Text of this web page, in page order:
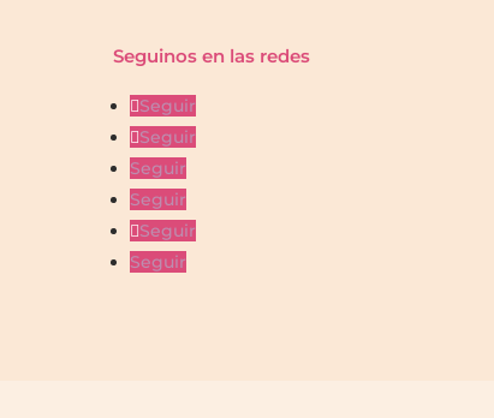
Seguinos en las redes
Seguir
Seguir
Seguir
Seguir
Seguir
Seguir